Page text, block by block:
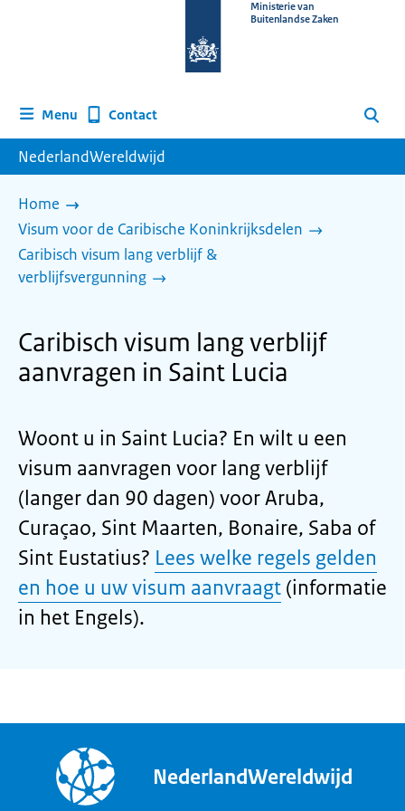
homepage
Ministerie van
Buitenlandse Zaken
Menu Contact Zoeken
NederlandWereldwijd
Home
Visum voor de Caribische Koninkrijksdelen
Caribisch visum lang verblijf &
verblijfsvergunning
Caribisch visum lang verblijf
aanvragen in Saint Lucia
Woont u in Saint Lucia? En wilt u een
visum aanvragen voor lang verblijf
(langer dan 90 dagen) voor Aruba,
Curaçao, Sint Maarten, Bonaire, Saba of
Sint Eustatius? Lees welke regels gelden
en hoe u uw visum aanvraagt (informatie
in het Engels).
NederlandWereldwijd